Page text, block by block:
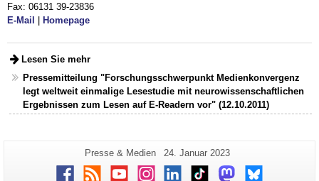
Fax: 06131 39-23836
E-Mail | Homepage
Lesen Sie mehr
Pressemitteilung "Forschungsschwerpunkt Medienkonvergenz
legt weltweit einmalige Lesestudie mit neurowissenschaftlichen
Ergebnissen zum Lesen auf E-Readern vor" (12.10.2011)
Zusätzliche
Informationen
Seiten-
Name:
Presse & Medien
Letzte
Aktualisierung:
24. Januar 2023
Facebook
RSS YoutubeInstagram
LinkedInTikTokMastodonBluesky